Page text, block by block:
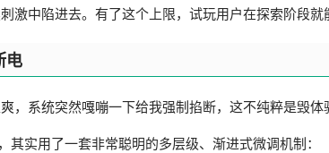
激中陷进去。有了这个上限，试玩用户在探索阶段就
电
，系统突然嘎嘣一下给我强制掐断，这不纯粹是毁体
实用了一套非常聪明的多层级、渐进式微调机制：